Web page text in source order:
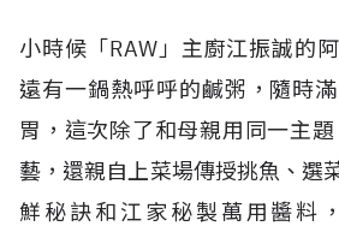
小時候「RAW」主廚江振誠的
遠有一鍋熱呼呼的鹹粥，隨時
胃，這次除了和母親用同一主
藝，還親自上菜場傳授挑魚、選
鮮秘訣和江家秘製萬用醬料